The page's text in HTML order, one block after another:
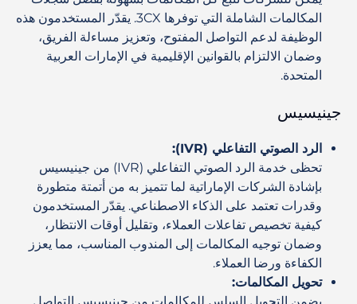
المكالمات الشاملة التي توفرها 3CX. يقدّر المستخدمون هذه
الوظيفة لدعم التواصل المفتوح، وتعزيز مساءلة الفريق،
وضمان الالتزام بالقوانين الإقليمية في الإمارات العربية
المتحدة.
جينيسيس
الرد الصوتي التفاعلي (IVR):
تحظى خدمة الرد الصوتي التفاعلي (IVR) من جينيسيس
بإشادة الشركات الإماراتية لما تتميز به من أتمتة متطورة
وقدرات تعتمد على الذكاء الاصطناعي. يقدّر المستخدمون
كيفية تخصيص تفاعلات العملاء، وتقليل أوقات الانتظار،
وضمان توجيه المكالمات إلى المندوب المناسب، مما يعزز
الكفاءة ورضا العملاء.
تحويل المكالمات: